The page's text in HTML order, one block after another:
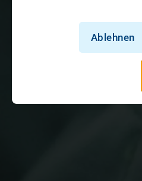
Ablehnen